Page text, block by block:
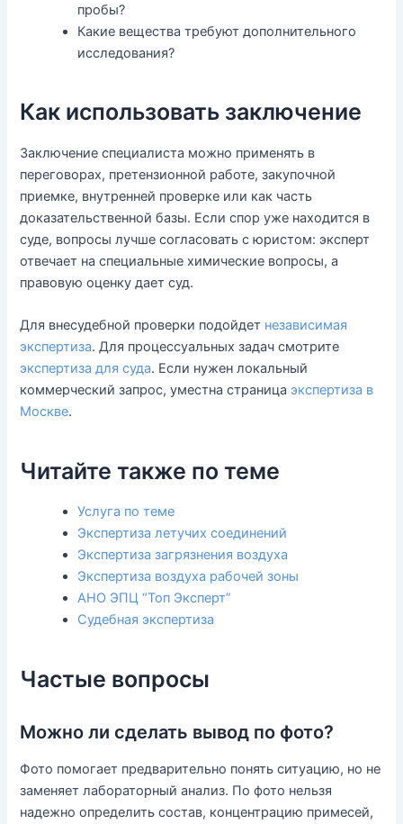
пробы?
Какие вещества требуют дополнительного
исследования?
Как использовать заключение
Заключение специалиста можно применять в
переговорах, претензионной работе, закупочной
приемке, внутренней проверке или как часть
доказательственной базы. Если спор уже находится в
суде, вопросы лучше согласовать с юристом: эксперт
отвечает на специальные химические вопросы, а
правовую оценку дает суд.
Для внесудебной проверки подойдет независимая
экспертиза. Для процессуальных задач смотрите
экспертиза для суда. Если нужен локальный
коммерческий запрос, уместна страницаэкспертиза в
Москве.
Читайте также по теме
Услуга по теме
Экспертиза летучих соединений
Экспертиза загрязнения воздуха
Экспертиза воздуха рабочей зоны
АНО ЭПЦ “Топ Эксперт”
Судебная экспертиза
Частые вопросы
Можно ли сделать вывод по фото?
Фото помогает предварительно понять ситуацию, но не
заменяет лабораторный анализ. По фото нельзя
надежно определить состав, концентрацию примесей,